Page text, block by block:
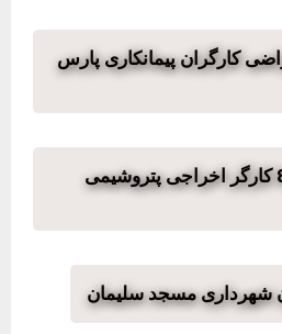
کارگران پیمانکاری پارس
بازگشت به کار 8 کارگر اخراجی پتروشیمی
شهرداری مسجد سلیمان